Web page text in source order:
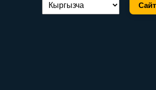
Тилди алмаштыруу: